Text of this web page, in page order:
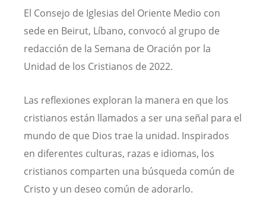
El Consejo de Iglesias del Oriente Medio con
sede en Beirut, Líbano, convocó al grupo de
redacción de la Semana de Oración por la
Unidad de los Cristianos de 2022.
Las reflexiones exploran la manera en que los
cristianos están llamados a ser una señal para el
mundo de que Dios trae la unidad. Inspirados
en diferentes culturas, razas e idiomas, los
cristianos comparten una búsqueda común de
Cristo y un deseo común de adorarlo.